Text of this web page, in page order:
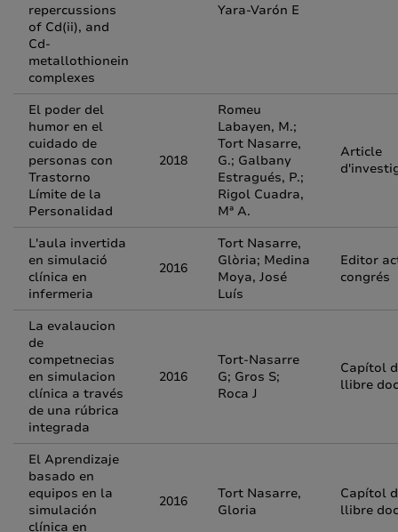
repercussions
of Cd(ii), and
Cd-
metallothionein
complexes
Yara-Varón E
El poder del
humor en el
cuidado de
personas con
Trastorno
Límite de la
Personalidad
2018
Romeu
Labayen, M.;
Tort Nasarre,
G.; Galbany
Estragués, P.;
Rigol Cuadra,
Mª A.
Article
L'aula invertida
en simulació
clínica en
infermeria
2016
Tort Nasarre,
Glòria; Medina
Moya, José
Luís
Editor
congrés
La evalaucion
de
competnecias
en simulacion
clínica a través
de una rúbrica
integrada
2016
Tort-Nasarre
G; Gros S;
Roca J
Capítol
llibre
El Aprendizaje
basado en
equipos en la
simulación
clínica en
2016
Tort Nasarre,
Gloria
Capítol
llibre